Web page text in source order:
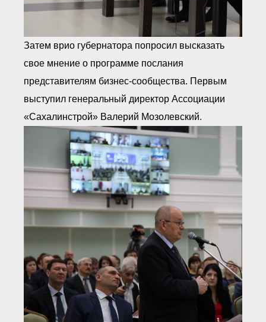
Затем врио губернатора попросил высказать
свое мнение о программе послания
представителям бизнес-сообщества. Первым
выступил генеральный директор Ассоциации
«Сахалинстрой» Валерий Мозолевский.